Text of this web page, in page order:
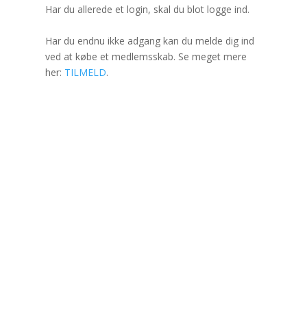
Har du allerede et login, skal du blot logge ind.
Har du endnu ikke adgang kan du melde dig ind
ved at købe et medlemsskab. Se meget mere
her: TILMELD.